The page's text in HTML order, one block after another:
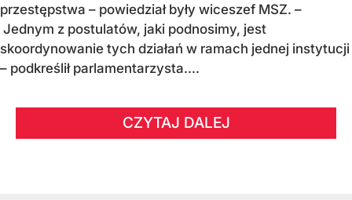
przestępstwa – powiedział były wiceszef MSZ. –
Jednym z postulatów, jaki podnosimy, jest
skoordynowanie tych działań w ramach jednej instytucji
– podkreślił parlamentarzysta....
CZYTAJ DALEJ